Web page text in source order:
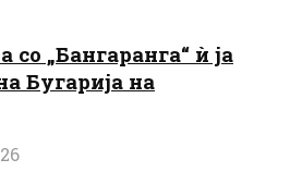
„Бангаранга“ ѝ ја
Бугарија на